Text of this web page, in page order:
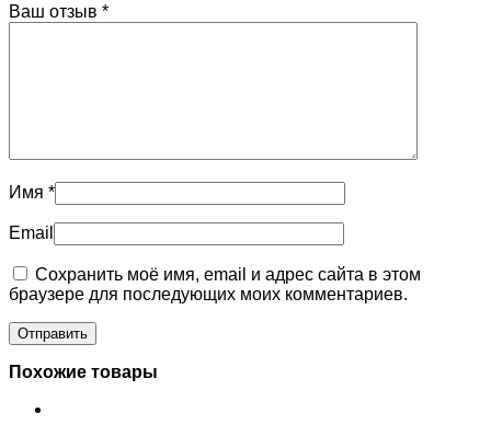
Ваш отзыв *
Имя *
Email
Сохранить моё имя, email и адрес сайта в этом
браузере для последующих моих комментариев.
Похожие товары